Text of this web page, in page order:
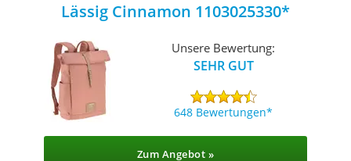
Lässig Cinnamon 1103025330
Unsere Bewertung:
SEHR GUT
648 Bewertungen
Zum Angebot »